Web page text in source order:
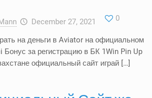
December 27, 2021 0
на деньги в Aviator на официальном
Бонус за регистрацию в БК 1Win Pin Up
официальный сайт играй […]